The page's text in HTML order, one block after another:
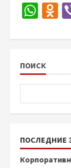
ПОИСК
ПОСЛЕДНИЕ